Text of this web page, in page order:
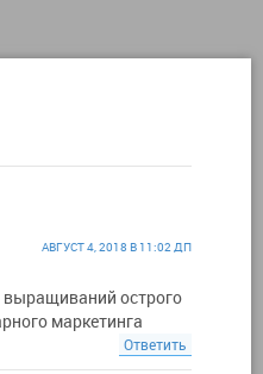
АВГУСТ 4, 2018 В 11:02 ДП
острого
маркетинга
Ответить